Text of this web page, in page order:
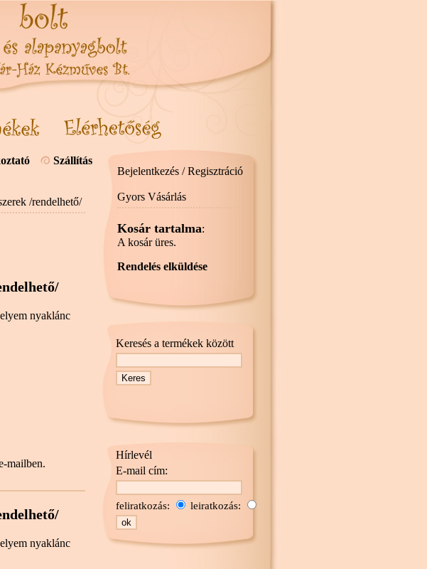
Szállítás
/rendelhető/
nyaklánc
mailben.
nyaklánc
Bejelentkezés / Regisztráció
Gyors Vásárlás
Kosár tartalma:
A kosár üres.
Rendelés elküldése
Keresés a termékek között
Hírlevél
E-mail cím:
feliratkozás: leiratkozás: